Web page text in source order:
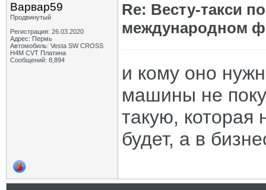
Варвар59
Продвинутый
Регистрация: 26.03.2020
Адрес: Пермь
Автомобиль: Vesta SW CROSS
H4M CVT Платина
Сообщений: 8,894
Re: Весту-такси
международном
и кому оно
машины не
такую, которая
будет, а в